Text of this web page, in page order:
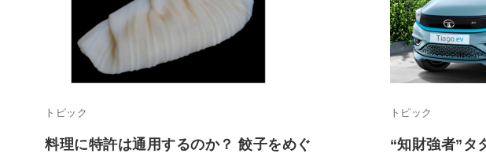
トピック
料理に特許は通用するのか？ 餃子をめぐ
トピック
“知財強者”タ